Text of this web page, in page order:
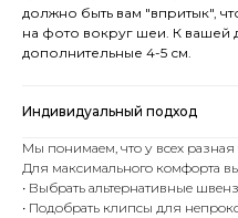
должно быть вам "впритык",
на фото вокруг шеи. К вашей
дополнительные 4-5 см.
Индивидуальный подход
Мы понимаем, что у всех разная
Для максимального комфорта
• Выбрать альтернативные
• Подобрать клипсы для